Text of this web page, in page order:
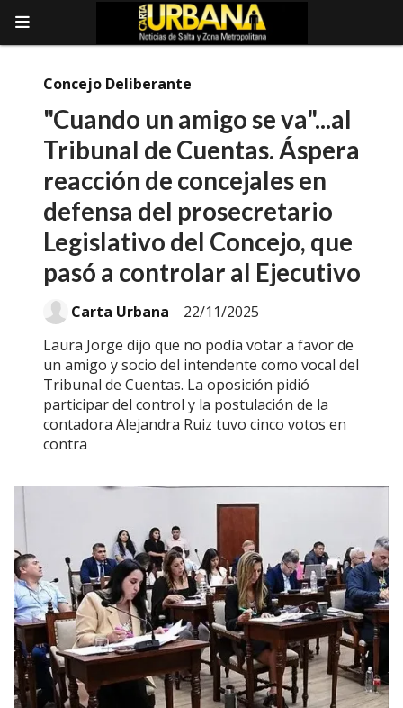
"Cuando un amigo se va"...al
Tribunal de Cuentas. Áspera
reacción de concejales en
defensa del prosecretario
Legislativo del Concejo, que
pasó a controlar al Ejecutivo
Laura Jorge dijo que no podía votar a favor de
un amigo y socio del intendente como vocal del
Tribunal de Cuentas. La oposición pidió
participar del control y la postulación de la
contadora Alejandra Ruiz tuvo cinco votos en
contra
Concejo Deliberante
22/11/2025
Carta Urbana